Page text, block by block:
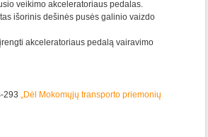
veikimo akceleratoriaus pedalas.
išorinis dešinės pusės galinio vaizdo
akceleratoriaus pedalą vairavimo
293 „Dėl Mokomųjų transporto priemonių